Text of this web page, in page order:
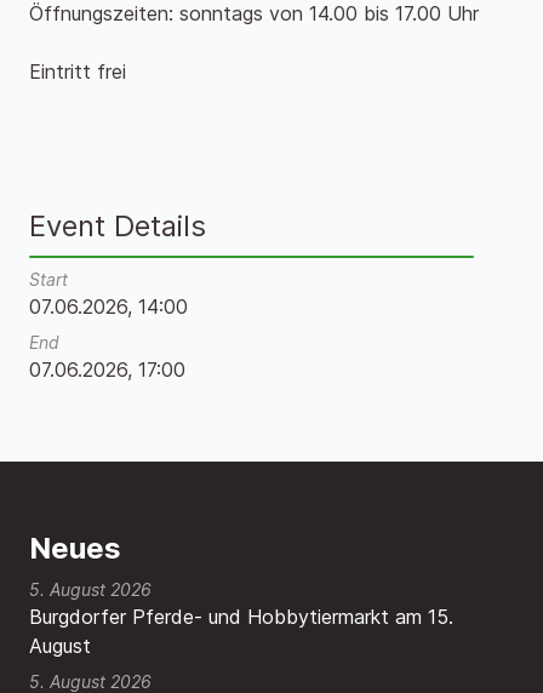
Öffnungszeiten: sonntags von 14.00 bis 17.00 Uhr
Eintritt frei
Event Details
Start
07.06.2026, 14:00
End
07.06.2026, 17:00
Neues
Burgdorfer Pferde- und Hobbytiermarkt am 15.
August
5. August 2026
5. August 2026